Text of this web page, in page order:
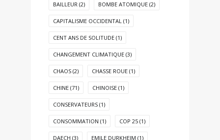
BAILLEUR (2) BOMBE ATOMIQUE (2)
CAPITALISME OCCIDENTAL (1)
CENT ANS DE SOLITUDE (1)
CHANGEMENT CLIMATIQUE (3)
CHAOS (2) CHASSE ROUE (1)
CHINE (71) CHINOISE (1)
CONSERVATEURS (1)
CONSOMMATION (1) COP 25 (1)
DAECH (3) EMILE DURKHEIM (1)